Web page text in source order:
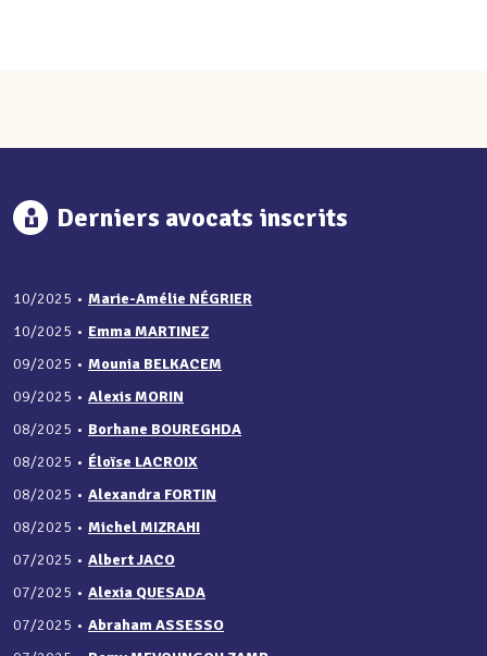
Derniers avocats inscrits
10/2025 • Marie-Amélie NÉGRIER
10/2025 • Emma MARTINEZ
09/2025 • Mounia BELKACEM
09/2025 • Alexis MORIN
08/2025 • Borhane BOUREGHDA
08/2025 • Éloïse LACROIX
08/2025 • Alexandra FORTIN
08/2025 • Michel MIZRAHI
07/2025 • Albert JACO
07/2025 • Alexia QUESADA
07/2025 • Abraham ASSESSO